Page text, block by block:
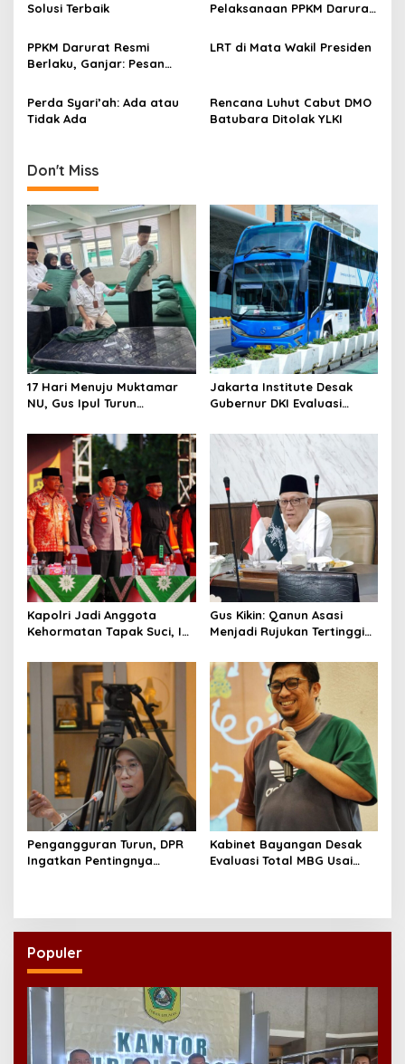
a
t
i
o
n
Solusi Terbaik
Pelaksanaan PPKM Darurat,
Rumah Saja!
PPKM Darurat Resmi
Berlaku, Ganjar: Pesan
LRT di Mata Wakil Presiden
Perda Syari’ah: Ada atau
Tidak Ada
Rencana Luhut Cabut DMO
Batubara Ditolak YLKI
Don't Miss
17 Hari Menuju Muktamar
NU, Gus Ipul Turun
Muktamirin
Jakarta Institute Desak
Gubernur DKI Evaluasi
Penumpang Diturunkan
Kapolri Jadi Anggota
Kehormatan Tapak Suci, Ini
Gus Kikin: Qanun Asasi
Menjadi Rujukan Tertinggi
Pengangguran Turun, DPR
Ingatkan Pentingnya
Kabinet Bayangan Desak
Evaluasi Total MBG Usai
Populer